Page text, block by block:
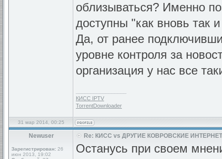
облизываться? Именно
доступны "как вновь так
Да, от ранее
уровне контроля за
организация у нас все
КИСС IPTV
TorrentDownloader
31 мар 2014, 00:25
Newuser
Зарегистрирован: 26
июн 2013, 19:02
Re: КИСС vs ДРУГИЕ КОВРОВСКИЕ
Останусь при своем